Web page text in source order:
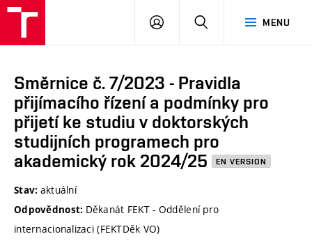
MENU
PŘIHLÁSIT
Směrnice č. 7/2023 - Pravidla
přijímacího řízení a podmínky pro
přijetí ke studiu v doktorských
studijních programech pro
akademický rok 2024/25
EN VERSION
Stav: aktuální
Odpovědnost: Děkanát FEKT - Oddělení pro
internacionalizaci (FEKTDěk VO)